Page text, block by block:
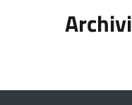
Archivi